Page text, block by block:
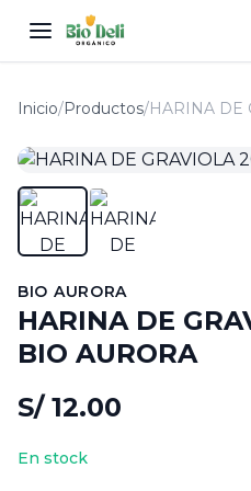
Inicio/Productos/
BIO AURORA
HARINA DE
BIO AURORA
S/ 12.00
En stock